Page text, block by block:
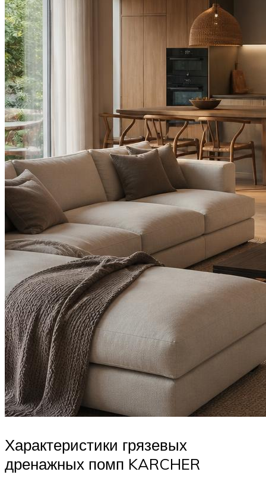
Характеристики грязевых
дренажных помп KARCHER